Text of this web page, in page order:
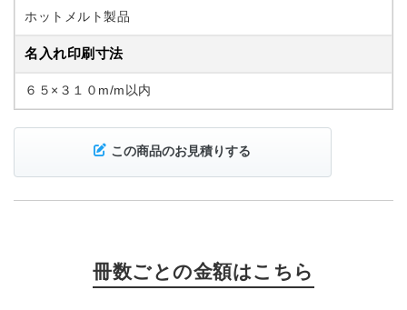
ホットメルト製品
名入れ印刷寸法
６５×３１０m/m以内
この商品のお見積りする
冊数ごとの金額はこちら